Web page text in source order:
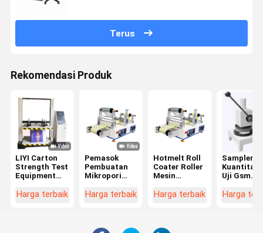
Terus
Rekomendasi Produk
LIYI Carton
Strength Test
Equipment
Kompresi
Harga terbaik
Pemasok
Pembuatan
Mikropori
Perekat
Harga terbaik
Hotmelt Roll
Coater Roller
Mesin
Kain Panas
Harga terbaik
Sampler
Uji Gsm
Manual
Harga